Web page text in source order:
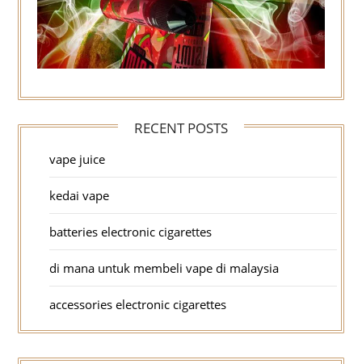
RECENT POSTS
vape juice
kedai vape
batteries electronic cigarettes
di mana untuk membeli vape di malaysia
accessories electronic cigarettes